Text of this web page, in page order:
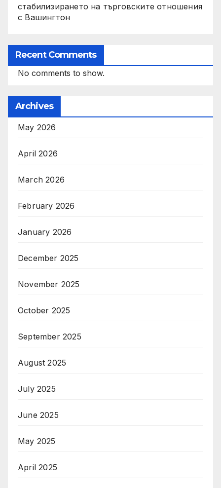
стабилизирането на търговските отношения
с Вашингтон
Recent Comments
No comments to show.
Archives
May 2026
April 2026
March 2026
February 2026
January 2026
December 2025
November 2025
October 2025
September 2025
August 2025
July 2025
June 2025
May 2025
April 2025